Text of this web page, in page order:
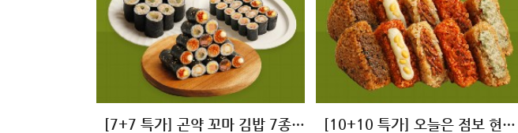
[7+7 특가] 곤약 꼬마 김밥 7종 골라담기 [10+10 특가] 오늘은 점보 현미 주먹밥 5종